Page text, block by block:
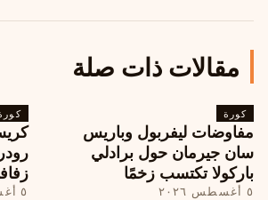
مقالات ذات صلة
كورة
مفاوضات ليفربول وباريس
سان جيرمان حول برادلي
باركولا تكتسب زخمًا
٥ أغسطس ٢٠٢٦ ٥ أغسطس ٢٠٢٦